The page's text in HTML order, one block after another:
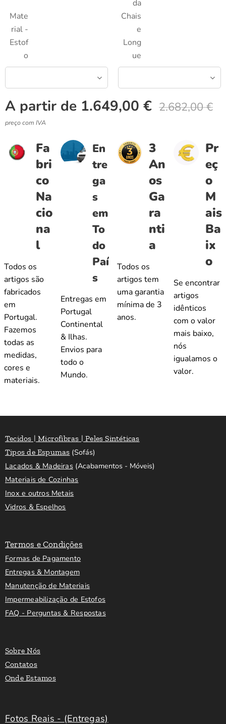
Mate
rial -
Estof
o
da
Chais
e
Long
ue
A partir de 1.649,00 € 2.682,00€
preço com IVA
Fa
bri
co
Na
cio
na
l
Todos os
artigos são
fabricados
em
Portugal.
Fazemos
todas as
medidas,
cores e
materiais.
En
tre
ga
s
em
To
do
Paí
s
Entregas em
Portugal
Continental
& Ilhas.
Envios para
todo o
Mundo.
3
An
os
Ga
ra
nti
a
Todos os
artigos tem
uma garantia
mínima de 3
anos.
Pr
eç
o
M
ais
Ba
ix
o
Se encontrar
artigos
idênticos
com o valor
mais baixo,
nós
igualamos o
valor.
Tecidos | Microfibras | Peles Sintéticas
Tipos de Espumas (Sofás)
Lacados & Madeiras(Acabamentos - Móveis)
Materiais de Cozinhas
Inox e outros Metais
Vidros & Espelhos
Termos e Condições
Formas de Pagamento
Entregas & Montagem
Manutenção de Materiais
Impermeabilização de Estofos
FAQ - Perguntas & Respostas
Sobre Nós
Contatos
Onde Estamos
Fotos Reais - (Entregas)